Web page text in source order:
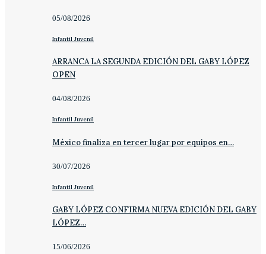
05/08/2026
Infantil Juvenil
ARRANCA LA SEGUNDA EDICIÓN DEL GABY LÓPEZ
OPEN
04/08/2026
Infantil Juvenil
México finaliza en tercer lugar por equipos en…
30/07/2026
Infantil Juvenil
GABY LÓPEZ CONFIRMA NUEVA EDICIÓN DEL GABY
LÓPEZ…
15/06/2026